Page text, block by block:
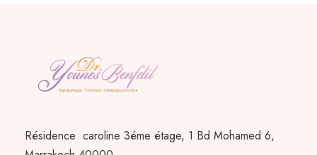
Résidence caroline 3éme étage, 1 Bd Mohamed 6,